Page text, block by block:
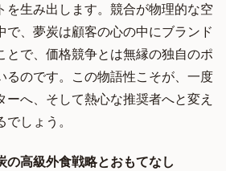
を生み出します。競合が物理的な空
で、夢炭は顧客の心の中にブランド
とで、価格競争とは無縁の独自のポ
るのです。この物語性こそが、一度
へ、そして熱心な推奨者へと変え
しょう。
の高級外食戦略とおもてなし